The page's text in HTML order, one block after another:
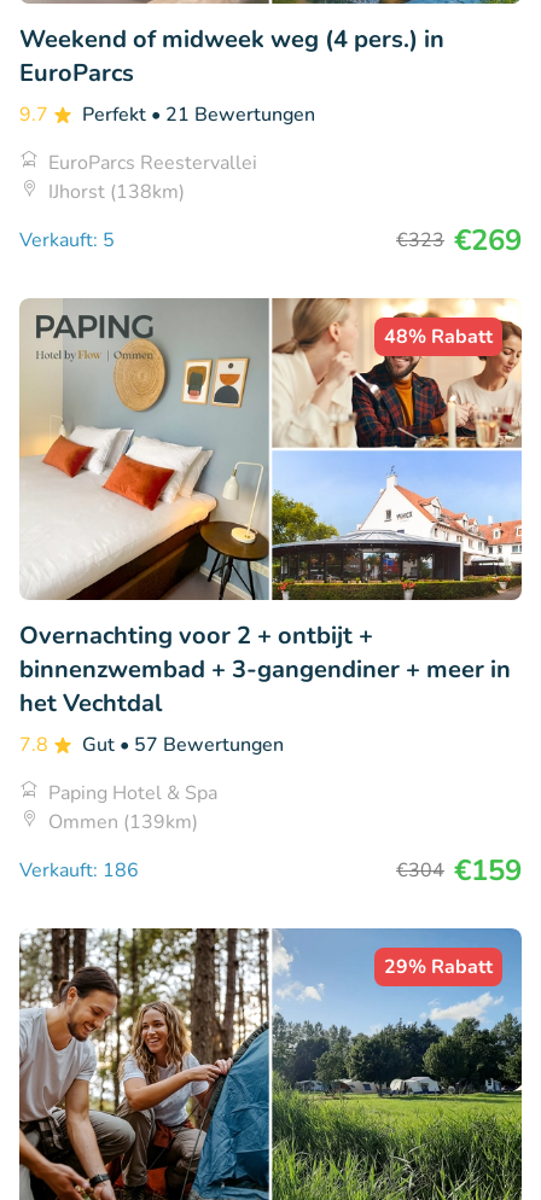
Weekend of midweek weg (4 pers.) in
EuroParcs
9.7 Perfekt • 21 Bewertungen
EuroParcs Reestervallei
IJhorst (138km)
Verkauft: 5
€323 €269
48% Rabatt
Overnachting voor 2 + ontbijt +
binnenzwembad + 3-gangendiner + meer in
het Vechtdal
7.8 Gut • 57 Bewertungen
Paping Hotel & Spa
Ommen (139km)
Verkauft: 186
€304 €159
29% Rabatt